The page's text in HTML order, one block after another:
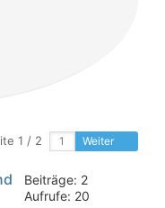
1 / 2 Weiter
Beiträge: 2
Aufrufe: 20